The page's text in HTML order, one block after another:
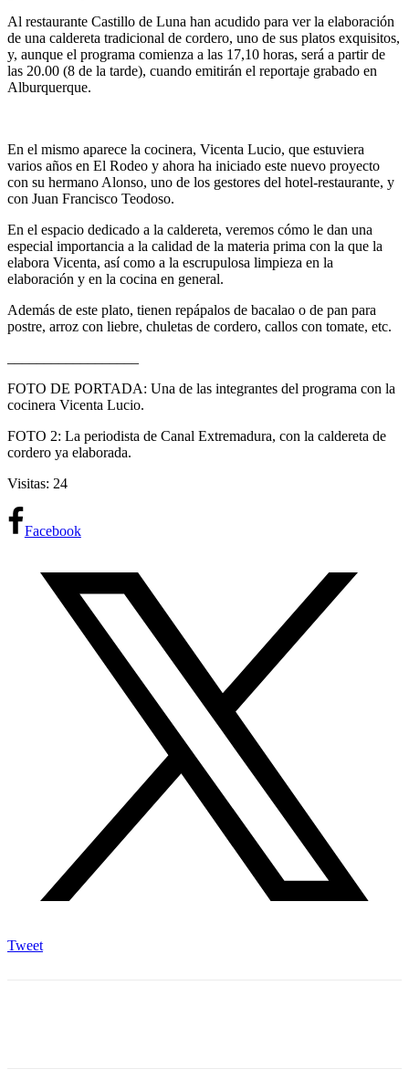
Al restaurante Castillo de Luna han acudido para ver la elaboración
de una caldereta tradicional de cordero, uno de sus platos exquisitos,
y, aunque el programa comienza a las 17,10 horas, será a partir de
las 20.00 (8 de la tarde), cuando emitirán el reportaje grabado en
Alburquerque.
En el mismo aparece la cocinera, Vicenta Lucio, que estuviera
varios años en El Rodeo y ahora ha iniciado este nuevo proyecto
con su hermano Alonso, uno de los gestores del hotel-restaurante, y
con Juan Francisco Teodoso.
En el espacio dedicado a la caldereta, veremos cómo le dan una
especial importancia a la calidad de la materia prima con la que la
elabora Vicenta, así como a la escrupulosa limpieza en la
elaboración y en la cocina en general.
Además de este plato, tienen repápalos de bacalao o de pan para
postre, arroz con liebre, chuletas de cordero, callos con tomate, etc.
FOTO DE PORTADA: Una de las integrantes del programa con la
cocinera Vicenta Lucio.
FOTO 2: La periodista de Canal Extremadura, con la caldereta de
cordero ya elaborada.
Visitas: 24
Facebook
Tweet